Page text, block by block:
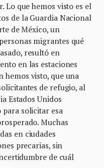
Lo que hemos visto es el
de la Guardia Nacional
de México, un
migrantes qué
resultó en
en las estaciones
hemos visto, que una
de refugio, al
Estados Unidos
para solicitar esa
Muchas
en ciudades
precarias, sin
de cuál